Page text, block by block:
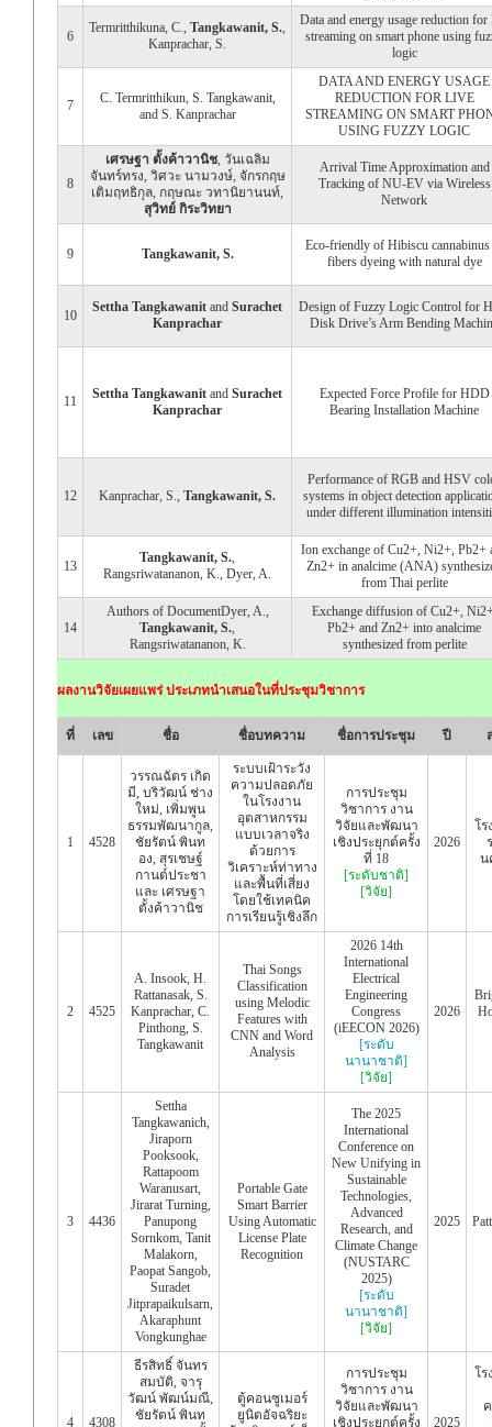
6
Termritthikuna, C., Tangkawanit, S.
Kanprachar, S.
Data and energy usage reduction for
streaming on smart phone using
logic
7
C. Termritthikun, S. Tangkawanit,
and S. Kanprachar
DATA AND ENERGY USAGE
REDUCTION FOR LIVE
STREAMING ON SMART
USING FUZZY LOGIC
8
เศรษฐา ตั้งค้าวานิช, วันเฉลิม
จันทร์ทรง, วิศวะ นามวงษ์, จักรกฤษ
เติมฤทธิกุล, กฤษณะ วทานิยานนท์,
สุวิทย์ กิระวิทยา
Arrival Time Approximation and
Tracking of NU-EV via Wireless
Network
9 Tangkawanit, S.
Eco-friendly of Hibiscu
fibers dyeing with natural dye
10
Settha Tangkawanit and Surachet
Kanprachar
Design of Fuzzy Logic Control for
Disk Drive’s Arm Bending
11 Settha Tangkawanit and Surachet
Kanprachar
Expected Force Profile for HDD
Bearing Installation Machine
12 Kanprachar, S., Tangkawanit, S.
Performance of RGB and HSV
systems in object detection
under different illumination
13
Tangkawanit, S.
Rangsriwatananon, K., Dyer, A.
Ion exchange of Cu2+, Ni2+, Pb2+
Zn2+ in analcime (ANA)
from Thai perlite
14
Authors of DocumentDyer, A.,
Tangkawanit, S.
Rangsriwatananon, K.
Exchange diffusion of Cu2+,
Pb2+ and Zn2+ into analcime
synthesized from perlite
ผลงานวิจัยเผยแพร่ ประเภทนำเสนอในที่ประชุมวิชาการ
ที่ เลข ชื่อ ชื่อบทความ ชื่อการประชุม ปี
1 4528
วรรณฉัตร เกิด
มี, บริวัฒน์ ช่าง
ใหม่, เพิ่มพูน
ธรรมพัฒนากูล,
ชัยรัตน์ พินท
อง, สุรเชษฐ์
กานต์ประชา
และ เศรษฐา
ตั้งค้าวานิช
ระบบเฝ้าระวัง
ความปลอดภัย
ในโรงงาน
อุตสาหกรรม
แบบเวลาจริง
ด้วยการ
วิเคราะห์ท่าทาง
และพื้นที่เสี่ยง
โดยใช้เทคนิค
การเรียนรู้เชิงลึก
การประชุม
วิชาการ งาน
วิจัยและพัฒนา
เชิงประยุกต์ครั้ง
ที่ 18
[ระดับชาติ]
[วิจัย]
2026
โร
น
2 4525
A. Insook, H.
Rattanasak, S.
Kanprachar, C.
Pinthong, S.
Tangkawanit
Thai Songs
Classification
using Melodic
Features with
CNN and Word
Analysis
2026 14th
International
Electrical
Engineering
Congress
(iEECON 2026)
[ระดับ
นานาชาติ]
[วิจัย]
2026
3 4436
Settha
Tangkawanich,
Jiraporn
Pooksook,
Rattapoom
Waranusart,
Jirarat Turning,
Panupong
Sornkom, Tanit
Malakorn,
Paopat Sangob,
Suradet
Jitprapaikulsarn,
Akaraphunt
Vongkunghae
Portable Gate
Smart Barrier
Using Automatic
License Plate
Recognition
The 2025
International
Conference on
New Unifying in
Sustainable
Technologies,
Advanced
Research, and
Climate Change
(NUSTARC
2025)
[ระดับ
นานาชาติ]
[วิจัย]
2025
4 4308
ธีรสิทธิ์ จันทร
สมบัติ, จารุ
วัฒน์ พัฒน์มณี,
ชัยรัตน์ พินท
ตู้คอนซูเมอร์
ยูนิตอัจฉริยะ
การประชุม
วิชาการ งาน
วิจัยและพัฒนา
เชิงประยุกต์ครั้ง
2025
โร